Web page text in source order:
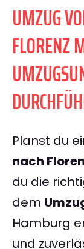
UMZUG
FLORENZ
Planst du
nach
du die
dem
Hamburg
und